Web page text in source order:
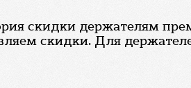
скидки держателям
скидки. Для